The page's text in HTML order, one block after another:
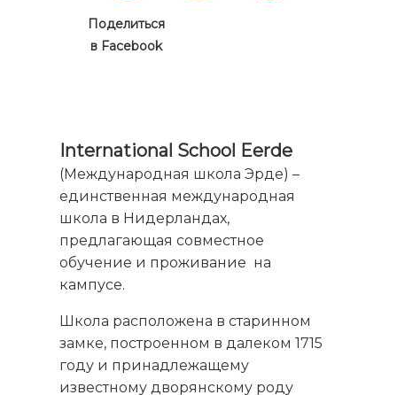
Поделиться
в Facebook
International School Eerde
(Международная школа Эрде) –
единственная международная
школа в Нидерландах,
предлагающая совместное
обучение и проживание на
кампусе.
Школа расположена в старинном
замке, построенном в далеком 1715
году и принадлежащему
известному дворянскому роду